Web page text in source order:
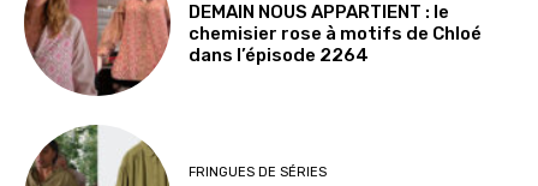
DEMAIN NOUS APPARTIENT : le
chemisier rose à motifs de Chloé
dans l’épisode 2264
FRINGUES DE SÉRIES